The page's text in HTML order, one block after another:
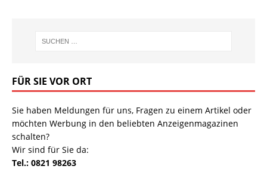
FÜR SIE VOR ORT
Sie haben Meldungen für uns, Fragen zu einem Artikel oder
möchten Werbung in den beliebten Anzeigenmagazinen
schalten?
Wir sind für Sie da:
Tel.: 0821 98263